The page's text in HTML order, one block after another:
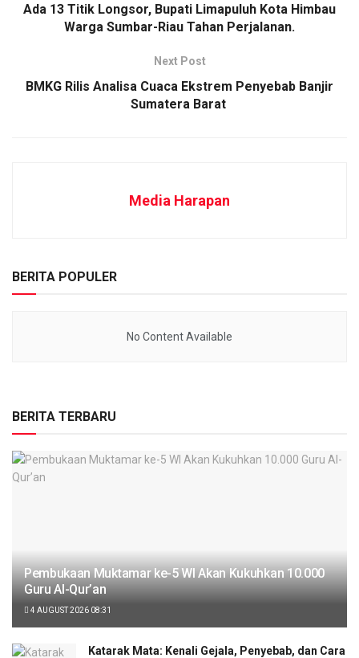
​Ada 13 Titik Longsor, Bupati Limapuluh Kota Himbau
Warga Sumbar-Riau Tahan Perjalanan.
Next Post
BMKG Rilis Analisa Cuaca Ekstrem Penyebab Banjir
Sumatera Barat
Media Harapan
BERITA POPULER
No Content Available
BERITA TERBARU
Pembukaan Muktamar ke-5 WI Akan Kukuhkan 10.000
Guru Al-Qur’an
4 AUGUST 2026 08:31
Katarak Mata: Kenali Gejala, Penyebab, dan Cara